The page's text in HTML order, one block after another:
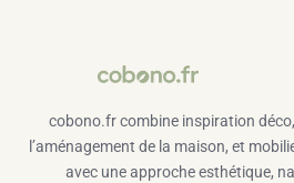
cobono.fr combine inspiration
l’aménagement de la maison, et
avec une approche esthétique,